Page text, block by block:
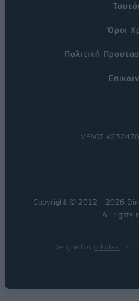
Όροι
Πολιτική
ΜΕΛΟΣ
Copyright © 2012 - 2026
All rights
Designed by nikolas